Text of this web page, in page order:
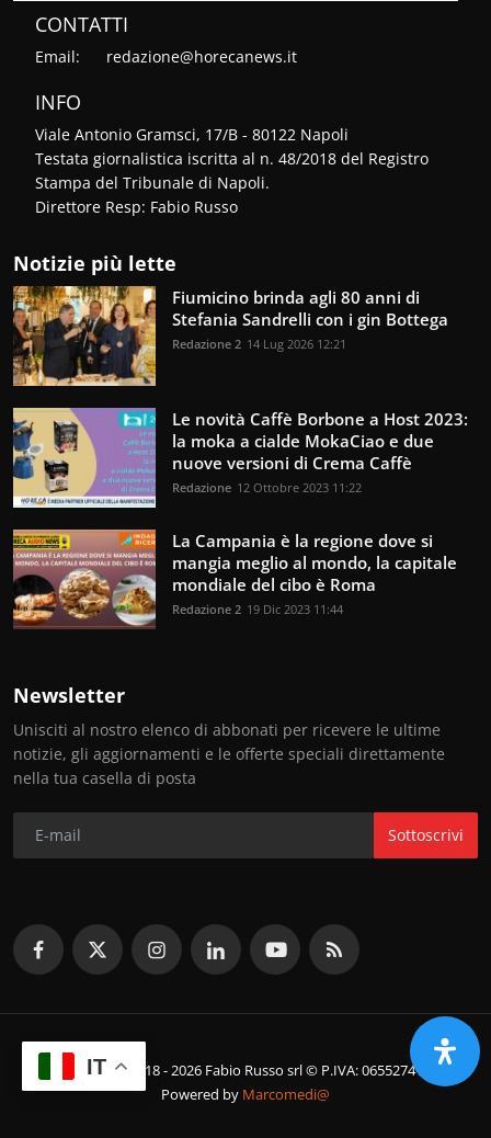
CONTATTI
Email: redazione@horecanews.it
INFO
Viale Antonio Gramsci, 17/B - 80122 Napoli
Testata giornalistica iscritta al n. 48/2018 del Registro
Stampa del Tribunale di Napoli.
Direttore Resp: Fabio Russo
Notizie più lette
Fiumicino brinda agli 80 anni di
Stefania Sandrelli con i gin Bottega
Redazione 2 14 Lug 2026 12:21
Le novità Caffè Borbone a Host 2023:
la moka a cialde MokaCiao e due
nuove versioni di Crema Caffè
Redazione 12 Ottobre 2023 11:22
La Campania è la regione dove si
mangia meglio al mondo, la capitale
mondiale del cibo è Roma
Redazione 2 19 Dic 2023 11:44
Newsletter
Unisciti al nostro elenco di abbonati per ricevere le ultime
notizie, gli aggiornamenti e le offerte speciali direttamente
nella tua casella di posta
Sottoscrivi
© Copyright 2018 - 2026 Fabio Russo srl © P.IVA: 06552741214
Powered by Marcomedi@
IT